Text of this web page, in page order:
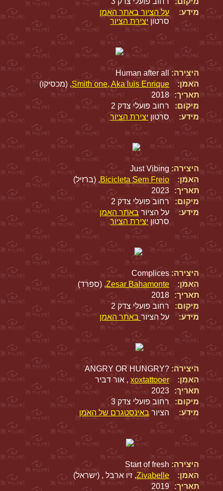
מידע:
על הציור באתר האמן
סרטון יצירת הציור
היצירה:
Human after all
האמן:
Smith one, Aka luis Enrique, (מכסיקו)
תאריך:
2018
מיקום:
רחוב פועלי צדק 2
מידע:
סרטון יצירת הציור
היצירה: Just Vibing
האמן:
Bicicleta Sem Freio, (ברזיל)
תאריך:
2023
מיקום:
רחוב פועלי צדק 2
מידע:
על הציור באתר האמן
סרטון יצירת הציור
היצירה: Complices
האמן:
Zesar Bahamonte, (ספרד)
תאריך:
2018
מיקום:
רחוב פועלי צדק 2
מידע:
על הציורבאתר האמן
היצירה: ?ANGRY OR HUNGRY
האמן:
xoxtattooer, אור דביר
תאריך:
2023
מיקום:
רחוב פועלי צדק 3
מידע:
הציור באינסטגרם של האמן
היצירה: Start of fresh
האמן:
Zivabelle, זיו ארבל , (ישראל)
תאריך:
2019